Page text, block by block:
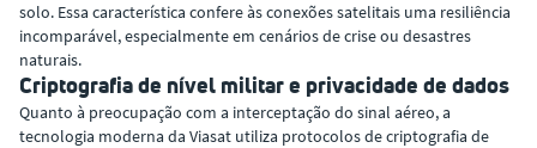
solo. Essa característica confere às conexões satelitais uma resiliência
incomparável, especialmente em cenários de crise ou desastres
naturais.
Criptografia de nível militar e privacidade de dados
Quanto à preocupação com a interceptação do sinal aéreo, a
tecnologia moderna da Viasat utiliza protocolos de criptografia de